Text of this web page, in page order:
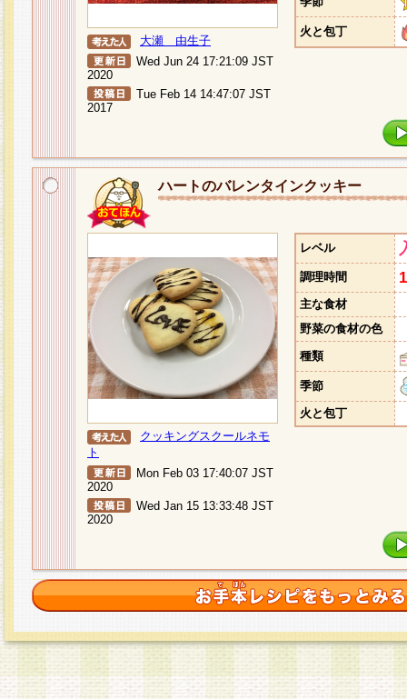
大瀬 由生子
Wed Jun 24 17:21:09 JST
2020
Tue Feb 14 14:47:07 JST
2017
火と包丁
ハートのバレンタインクッキー
クッキングスクールネモ
ト
Mon Feb 03 17:40:07 JST
2020
Wed Jan 15 13:33:48 JST
2020
レベル
調理時間
主な食材
野菜の食材の色
種類
季節
火と包丁